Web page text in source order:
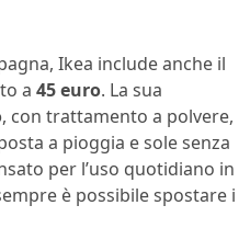
Ikea include anche il
a 45 euro. La sua
, con trattamento a polvere,
a pioggia e sole senza
per l’uso quotidiano in
è possibile spostare i